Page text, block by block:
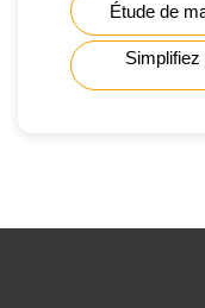
Étude de